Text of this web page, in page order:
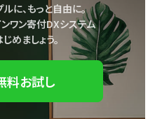
に、もっと自由に。
ワン寄付DXシステム
めましょう。
料お試し